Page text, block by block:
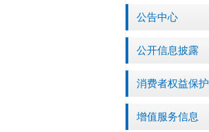
公告中心
公开信息披露
消费者权益保护
增值服务信息